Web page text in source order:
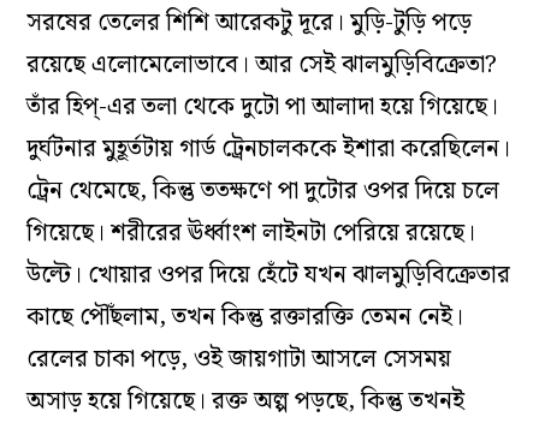
সরষের তেলের শিশি আরেকটু দূরে। মুড়ি-টুড়ি পড়ে
রয়েছে এলোমেলোভাবে। আর সেই ঝালমুড়িবিক্রেতা?
তাঁর হিপ্‌-এর তলা থেকে দুটো পা আলাদা হয়ে গিয়েছে।
দুর্ঘটনার মুহূর্তটায় গার্ড ট্রেনচালককে ইশারা করেছিলেন।
ট্রেন থেমেছে, কিন্তু ততক্ষণে পা দুটোর ওপর দিয়ে চলে
গিয়েছে। শরীরের ঊর্ধ্বাংশ লাইনটা পেরিয়ে রয়েছে।
উল্টে। খোয়ার ওপর দিয়ে হেঁটে যখন ঝালমুড়িবিক্রেতার
কাছে পৌঁছলাম, তখন কিন্তু রক্তারক্তি তেমন নেই।
রেলের চাকা পড়ে, ওই জায়গাটা আসলে সেসময়
অসাড় হয়ে গিয়েছে। রক্ত অল্প পড়ছে, কিন্তু তখনই